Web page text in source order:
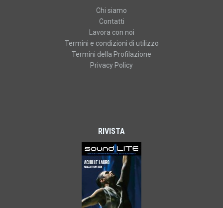
Chi siamo
Contatti
Lavora con noi
Termini e condizioni di utilizzo
Termini della Profilazione
Privacy Policy
RIVISTA